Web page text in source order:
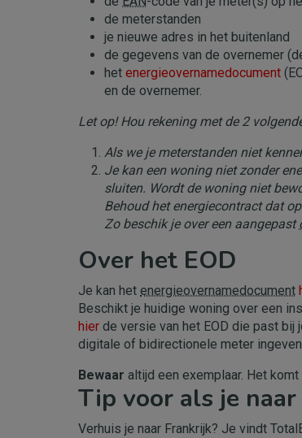
de meterstanden
je nieuwe adres in het buitenland
de gegevens van de overnemer
het energieovernamedocument
en de overnemer.
Let op! Hou rekening met de 2
Als we je meterstanden niet
Je kan een woning niet zonder
sluiten. Wordt de woning niet
Behoud het energiecontract dat
Zo beschik je over een aangepast
Over het EOD
Je kan het energieovernamedocument
Beschikt je huidige woning over een
hier de versie van het EOD die past bij
digitale of bidirectionele meter
Bewaar altijd een exemplaar. Het
Tip voor als je
Verhuis je naar Frankrijk? Je vindt